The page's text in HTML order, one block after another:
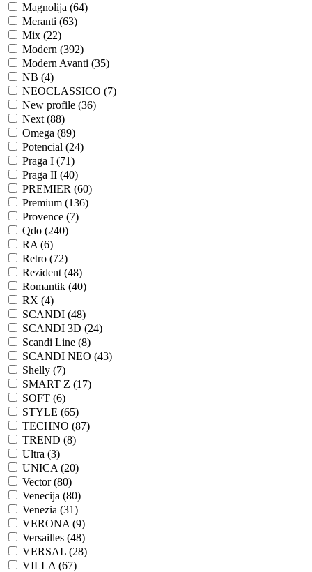
Magnolija (64)
Meranti (63)
Mix (22)
Modern (392)
Modern Avanti (35)
NB (4)
NEOCLASSICO (7)
New profile (36)
Next (88)
Omega (89)
Potencial (24)
Praga I (71)
Praga II (40)
PREMIER (60)
Premium (136)
Provence (7)
Qdo (240)
RA (6)
Retro (72)
Rezident (48)
Romantik (40)
RX (4)
SCANDI (48)
SCANDI 3D (24)
Scandi Line (8)
SCANDI NEO (43)
Shelly (7)
SMART Z (17)
SOFT (6)
STYLE (65)
TECHNO (87)
TREND (8)
Ultra (3)
UNICA (20)
Vector (80)
Venecija (80)
Venezia (31)
VERONA (9)
Versailles (48)
VERSAL (28)
VILLA (67)